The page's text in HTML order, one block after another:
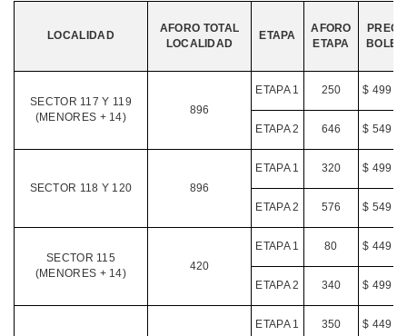
LOCALIDAD
AFORO TOTAL
LOCALIDAD
ETAPA
AFORO
ETAPA
SECTOR 117 Y 119
(MENORES + 14)
896
ETAPA 1 250 $
ETAPA 2 646 $
SECTOR 118 Y 120 896
ETAPA 1 320 $
ETAPA 2 576 $
SECTOR 115
(MENORES + 14)
420
ETAPA 1 80 $
ETAPA 2 340 $
ETAPA 1 350 $